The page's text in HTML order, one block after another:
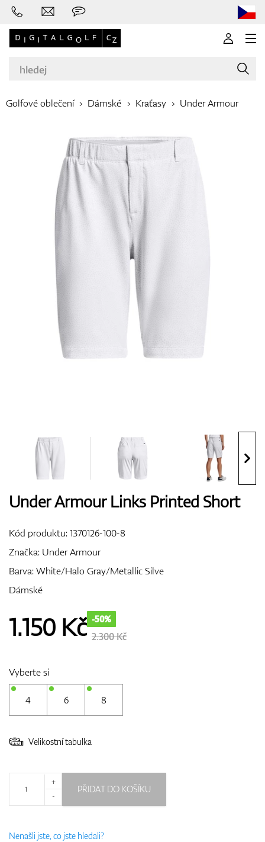
Golfové hole
Oblečení
Boty
Rukavice
Bagy
GPS/Dálkoměry
Doplňky
Dárkové poukazy
Golfové oblečení Dámské Kraťasy Under Armour
Under Armour Links Printed Short
Kód produktu:1370126-100-8
Značka: Under Armour
Barva: White/Halo Gray/Metallic Silve
Dámské
1.150 Kč -50%
2.300 Kč
Vyberte si
4 6 8
Velikostní tabulka
+
-
PŘIDAT DO KOŠÍKU
Nenašli jste, co jste hledali?